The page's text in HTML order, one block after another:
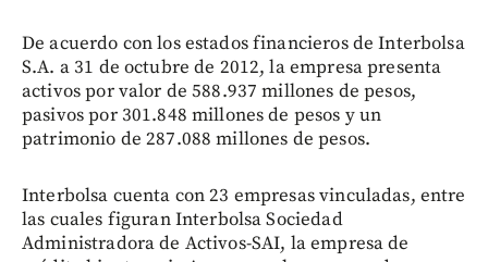
De acuerdo con los estados financieros de Interbolsa
S.A. a 31 de octubre de 2012, la empresa presenta
activos por valor de 588.937 millones de pesos,
pasivos por 301.848 millones de pesos y un
patrimonio de 287.088 millones de pesos.
Interbolsa cuenta con 23 empresas vinculadas, entre
las cuales figuran Interbolsa Sociedad
Administradora de Activos-SAI, la empresa de